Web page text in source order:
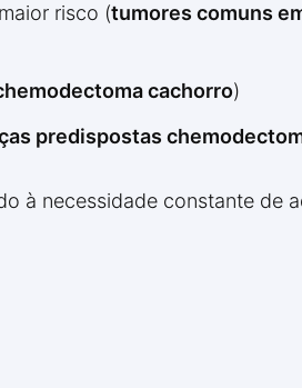
risco (tumores comuns
cachorro)
predispostas
à necessidade constante de